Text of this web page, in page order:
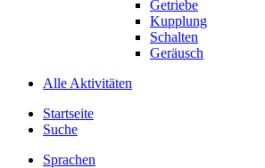
Getriebe
Kupplung
Schalten
Geräusch
Alle Aktivitäten
Startseite
Suche
Sprachen